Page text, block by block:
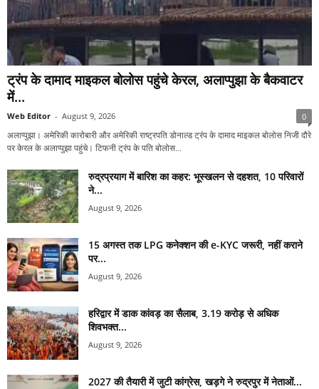
ट्रंप के दामाद माइकल बोलोस पहुंचे केरल, अलाप्पुझा के बैकवाटर
में...
Web Editor - August 9, 2026 0
अलाप्पुझा। अमेरिकी कारोबारी और अमेरिकी राष्ट्रपति डोनाल्ड ट्रंप के दामाद माइकल बोलोस निजी दौरे
पर केरल के अलाप्पुझा पहुंचे। टिफनी ट्रंप के पति बोलोस...
रुद्रप्रयाग में बारिश का कहर: भूस्खलन से दहशत, 10 परिवारों
ने...
August 9, 2026
15 अगस्त तक LPG कनेक्शन की e-KYC जरूरी, नहीं कराने
पर...
August 9, 2026
हरिद्वार में डाक कांवड़ का सैलाब, 3.19 करोड़ से अधिक
शिवभक्त...
August 9, 2026
2027 की तैयारी में जुटी कांग्रेस, खड़गे ने रुद्रपुर में नेताओं...